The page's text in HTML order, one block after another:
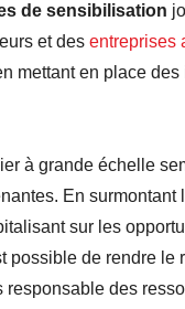
de sensibilisation
et des entreprises
mettant en place
à grande échelle
En
sur les
possible de rendre
des